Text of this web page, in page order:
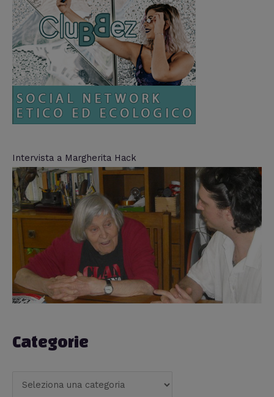
Intervista a Margherita Hack
Categorie